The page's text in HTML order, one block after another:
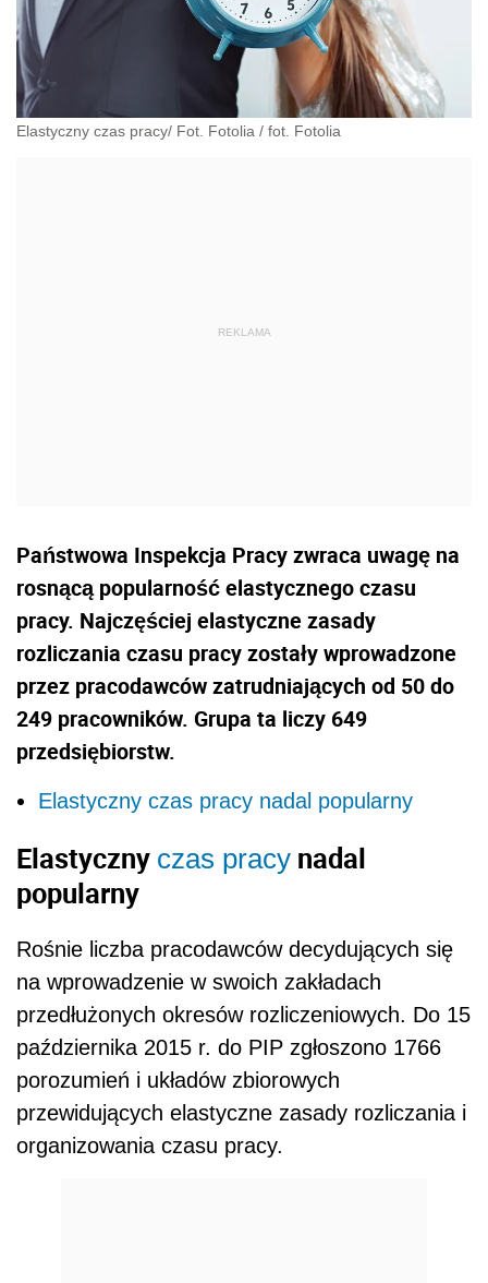
Elastyczny czas pracy/ Fot. Fotolia / fot. Fotolia
Państwowa Inspekcja Pracy zwraca uwagę na
rosnącą popularność elastycznego czasu
pracy. Najczęściej elastyczne zasady
rozliczania czasu pracy zostały wprowadzone
przez pracodawców zatrudniających od 50 do
249 pracowników. Grupa ta liczy 649
przedsiębiorstw.
Elastyczny czas pracy nadal popularny
Elastyczny czas pracy nadal
popularny
Rośnie liczba pracodawców decydujących się
na wprowadzenie w swoich zakładach
przedłużonych okresów rozliczeniowych. Do 15
października 2015 r. do PIP zgłoszono 1766
porozumień i układów zbiorowych
przewidujących elastyczne zasady rozliczania i
organizowania czasu pracy.